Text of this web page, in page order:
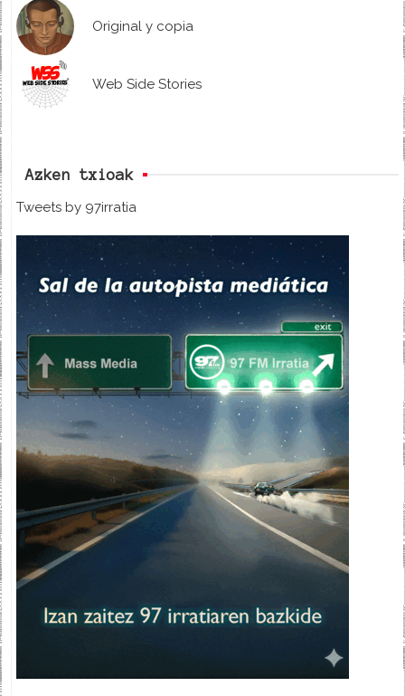
Original y copia
Web Side Stories
Azken txioak
Tweets by 97irratia